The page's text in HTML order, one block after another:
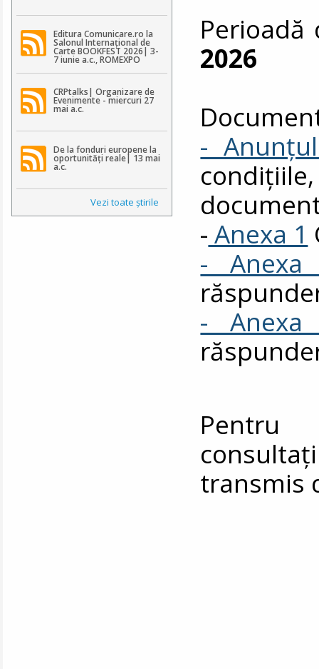
Editura Comunicare.ro la
Salonul Internațional de
Carte BOOKFEST 2026| 3-
7 iunie a.c., ROMEXPO
CRPtalks| Organizare de
Evenimente - miercuri 27
mai a.c.
De la fonduri europene la
oportunități reale| 13 mai
a.c.
Vezi toate ştirile
2026
-
- Anexa 1
-
-
transmis